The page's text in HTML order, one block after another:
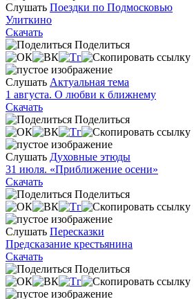
Слушать Поездки по Подмосковью
Улиткино
Скачать
Поделиться
Слушать Актуальная тема
1 августа. О любви к ближнему
Скачать
Поделиться
Слушать Духовные этюды
31 июля. «Приближение осени»
Скачать
Поделиться
Слушать Пересказки
Предсказание крестьянина
Скачать
Поделиться